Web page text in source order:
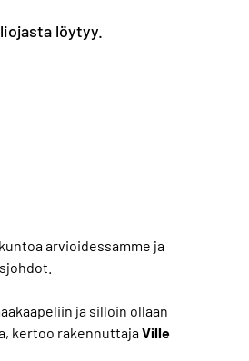
löytyy.
arvioidessamme ja
ja silloin ollaan
kertoo rakennuttajaVille